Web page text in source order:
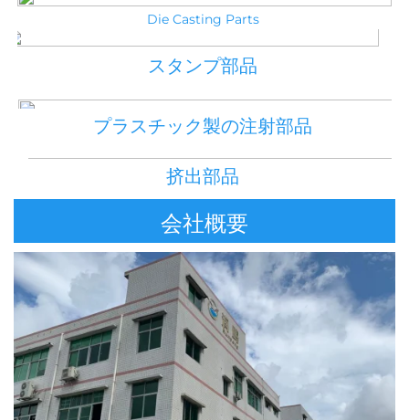
Die Casting Parts
スタンプ部品
プラスチック製の注射部品
挤出部品
会社概要